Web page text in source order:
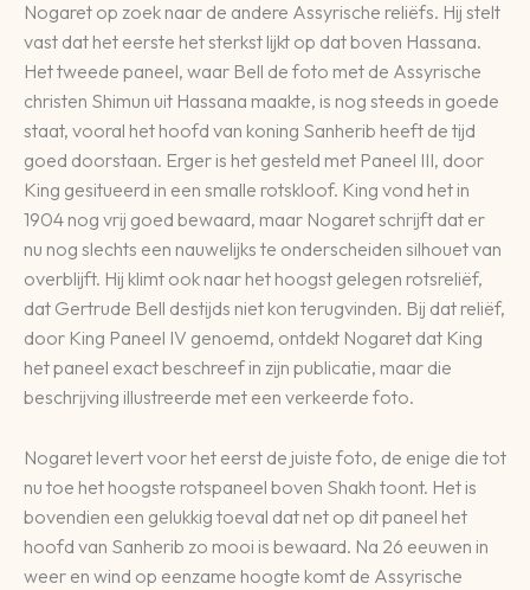
Nogaret op zoek naar de andere Assyrische reliëfs. Hij stelt
vast dat het eerste het sterkst lijkt op dat boven Hassana.
Het tweede paneel, waar Bell de foto met de Assyrische
christen Shimun uit Hassana maakte, is nog steeds in goede
staat, vooral het hoofd van koning Sanherib heeft de tijd
goed doorstaan. Erger is het gesteld met Paneel III, door
King gesitueerd in een smalle rotskloof. King vond het in
1904 nog vrij goed bewaard, maar Nogaret schrijft dat er
nu nog slechts een nauwelijks te onderscheiden silhouet van
overblijft. Hij klimt ook naar het hoogst gelegen rotsreliëf,
dat Gertrude Bell destijds niet kon terugvinden. Bij dat reliëf,
door King Paneel IV genoemd, ontdekt Nogaret dat King
het paneel exact beschreef in zijn publicatie, maar die
beschrijving illustreerde met een verkeerde foto.
Nogaret levert voor het eerst de juiste foto, de enige die tot
nu toe het hoogste rotspaneel boven Shakh toont. Het is
bovendien een gelukkig toeval dat net op dit paneel het
hoofd van Sanherib zo mooi is bewaard. Na 26 eeuwen in
weer en wind op eenzame hoogte komt de Assyrische